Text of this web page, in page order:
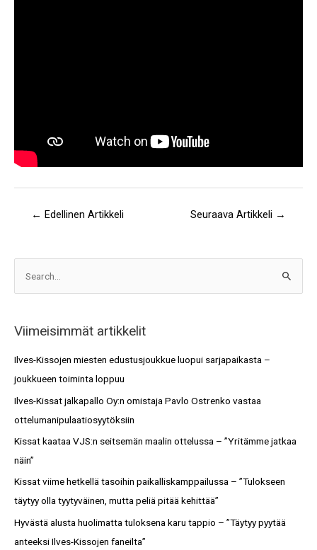
← Edellinen Artikkeli Seuraava Artikkeli →
r
c
h
Viimeisimmät artikkelit
Ilves-Kissojen miesten edustusjoukkue luopui sarjapaikasta –
joukkueen toiminta loppuu
Ilves-Kissat jalkapallo Oy:n omistaja Pavlo Ostrenko vastaa
ottelumanipulaatiosyytöksiin
Kissat kaataa VJS:n seitsemän maalin ottelussa – ”Yritämme jatkaa
näin”
Kissat viime hetkellä tasoihin paikalliskamppailussa – ”Tulokseen
täytyy olla tyytyväinen, mutta peliä pitää kehittää”
Hyvästä alusta huolimatta tuloksena karu tappio – ”Täytyy pyytää
anteeksi Ilves-Kissojen faneilta”
i
t
o
t